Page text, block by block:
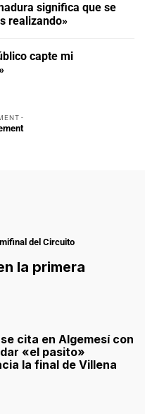
significa que se
realizando»
capte mi
-
la primera
cita en Algemesí con
«el pasito»
la final de Villena